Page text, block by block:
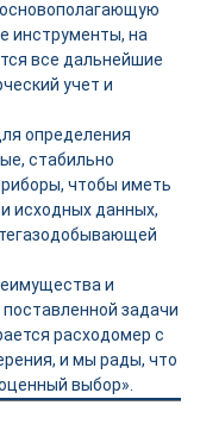
инструменты, на
все дальнейшие
учет и
определения
стабильно
чтобы иметь
исходных данных,
и
задачи
расходомер с
и мы рады, что
выбор».